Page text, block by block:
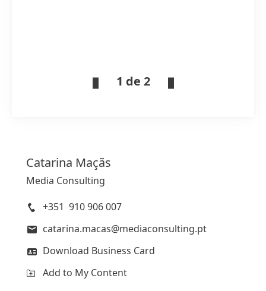
1 de 2
Catarina Maçãs
Media Consulting
+351 910 906 007
catarina.macas@mediaconsulting.pt
Download Business Card
Add to My Content